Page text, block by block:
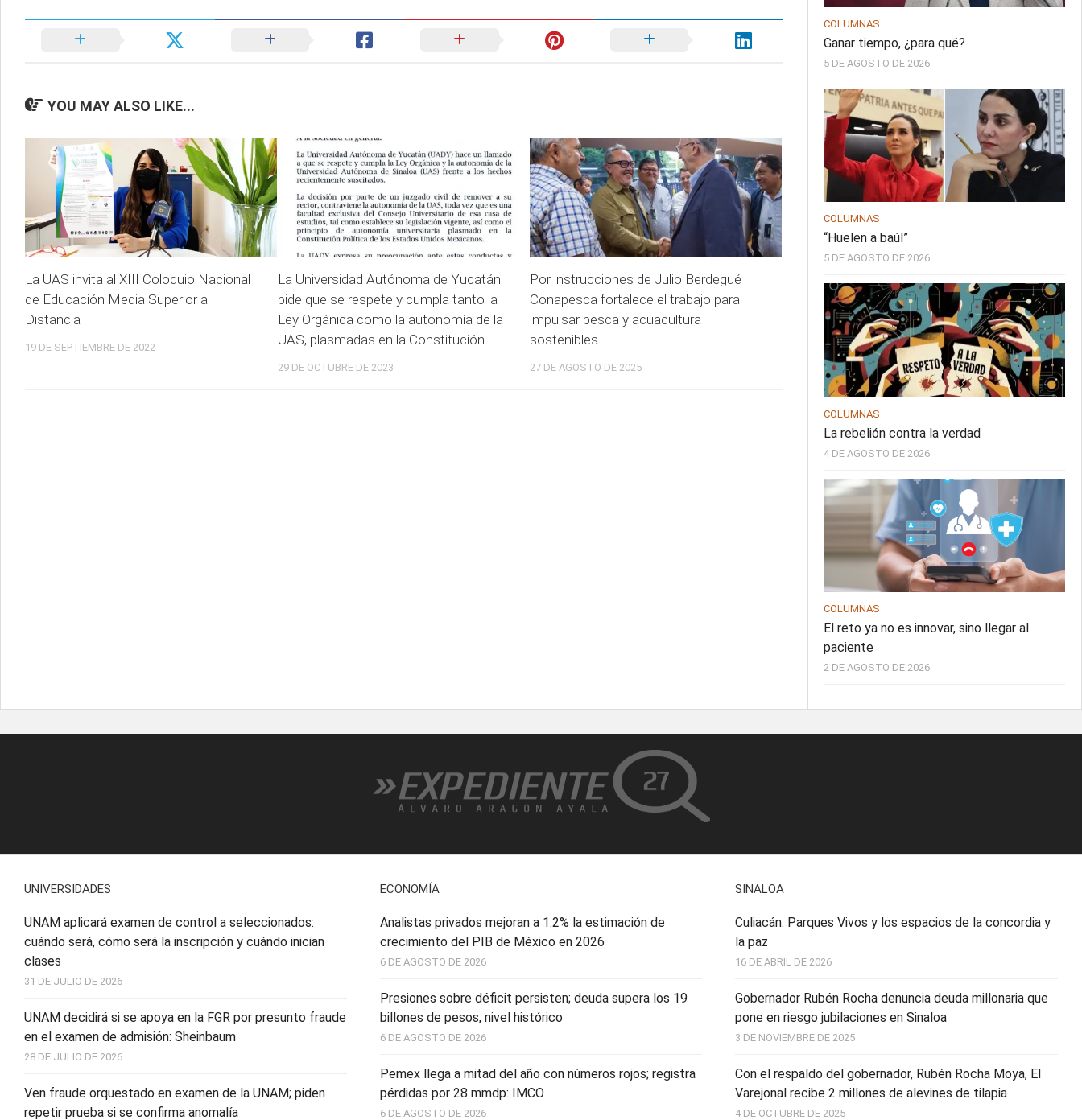
YOU MAY ALSO LIKE...
La UAS invita al XIII Coloquio Nacional
de Educación Media Superior a
Distancia
19 DE SEPTIEMBRE DE 2022
La Universidad Autónoma de Yucatán
pide que se respete y cumpla tanto la
Ley Orgánica como la autonomía de la
UAS, plasmadas en la Constitución
29 DE OCTUBRE DE 2023
Por instrucciones de Julio Berdegué
Conapesca fortalece el trabajo para
impulsar pesca y acuacultura
sostenibles
27 DE AGOSTO DE 2025
COLUMNAS
Ganar tiempo, ¿para qué?
5 DE AGOSTO DE 2026
COLUMNAS
“Huelen a baúl”
5 DE AGOSTO DE 2026
COLUMNAS
La rebelión contra la verdad
4 DE AGOSTO DE 2026
COLUMNAS
El reto ya no es innovar, sino llegar al
paciente
2 DE AGOSTO DE 2026
UNIVERSIDADES
UNAM aplicará examen de control a seleccionados:
cuándo será, cómo será la inscripción y cuándo inician
clases
31 DE JULIO DE 2026
UNAM decidirá si se apoya en la FGR por presunto fraude
en el examen de admisión: Sheinbaum
28 DE JULIO DE 2026
Ven fraude orquestado en examen de la UNAM; piden
repetir prueba si se confirma anomalía
ECONOMÍA
Analistas privados mejoran a 1.2% la estimación de
crecimiento del PIB de México en 2026
6 DE AGOSTO DE 2026
Presiones sobre déficit persisten; deuda supera los 19
billones de pesos, nivel histórico
6 DE AGOSTO DE 2026
Pemex llega a mitad del año con números rojos; registra
pérdidas por 28 mmdp: IMCO
6 DE AGOSTO DE 2026
SINALOA
Culiacán: Parques Vivos y los espacios de la concordia y
la paz
16 DE ABRIL DE 2026
Gobernador Rubén Rocha denuncia deuda millonaria que
pone en riesgo jubilaciones en Sinaloa
3 DE NOVIEMBRE DE 2025
Con el respaldo del gobernador, Rubén Rocha Moya, El
Varejonal recibe 2 millones de alevines de tilapia
4 DE OCTUBRE DE 2025